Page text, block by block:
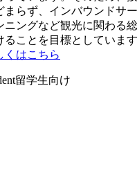
まらず、インバウンドサ
ニングなど観光に関わる
ることを目標としています
くはこちら
留学生向け